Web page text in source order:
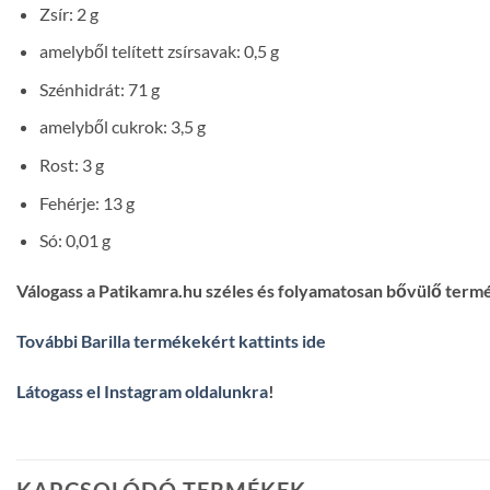
Zsír: 2 g
amelyből telített zsírsavak: 0,5 g
Szénhidrát: 71 g
amelyből cukrok: 3,5 g
Rost: 3 g
Fehérje: 13 g
Só: 0,01 g
Válogass a Patikamra.hu széles és folyamatosan bővülő
További Barilla termékekért kattints ide
Látogass el Instagram oldalunkra!